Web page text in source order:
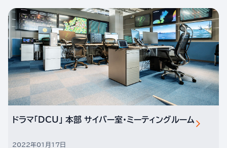
ドラマ「DCU」 本部 サイバー室・ミーティングルーム
2022年01月17日